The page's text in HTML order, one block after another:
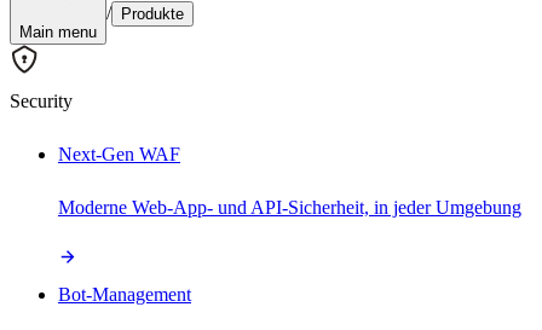
Main menu
/ Produkte
Security
Next-Gen WAF
Moderne Web-App- und API-Sicherheit, in jeder Umgebung
Bot-Management